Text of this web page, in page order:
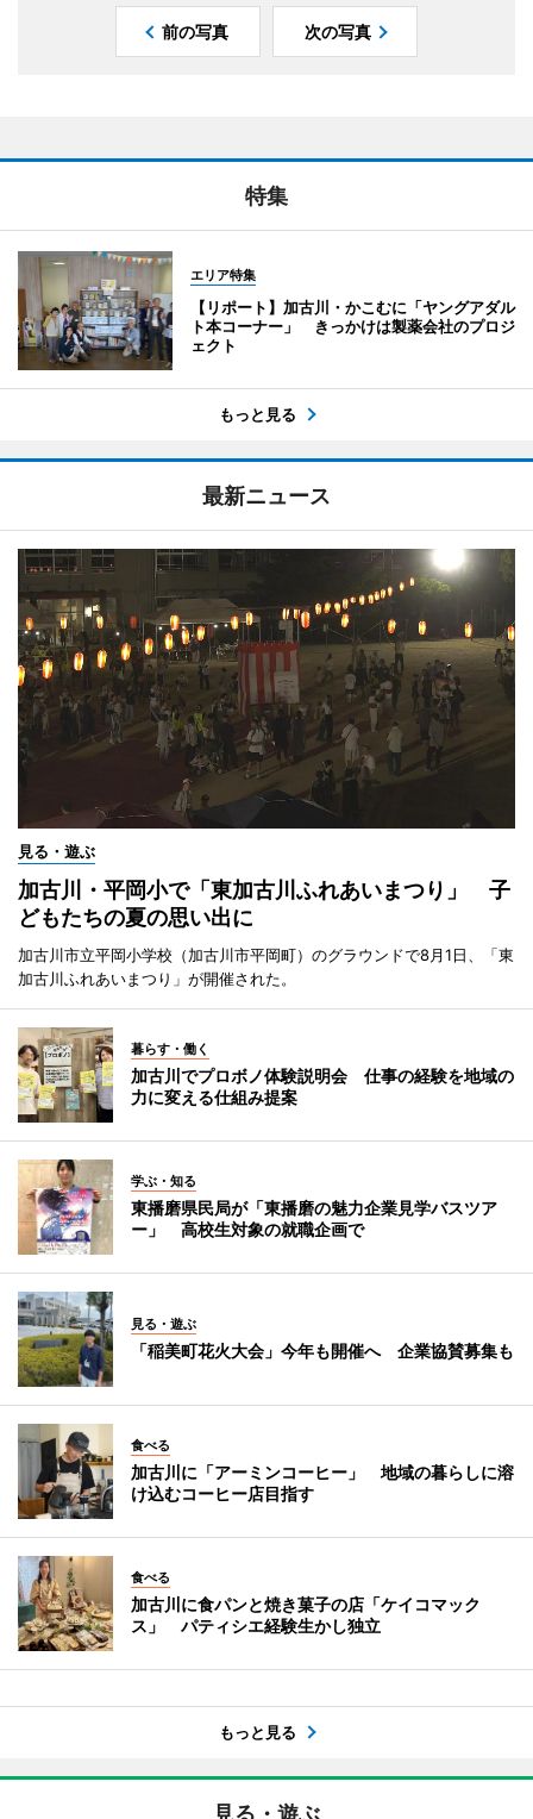
前の写真 次の写真
特集
エリア特集
【リポート】加古川・かこむに「ヤングアダル
ト本コーナー」 きっかけは製薬会社のプロジ
ェクト
もっと見る
最新ニュース
見る・遊ぶ
加古川・平岡小で「東加古川ふれあいまつり」 子
どもたちの夏の思い出に
加古川市立平岡小学校（加古川市平岡町）のグラウンドで8月1日、「東
加古川ふれあいまつり」が開催された。
暮らす・働く
加古川でプロボノ体験説明会 仕事の経験を地域の
力に変える仕組み提案
学ぶ・知る
東播磨県民局が「東播磨の魅力企業見学バスツア
ー」 高校生対象の就職企画で
見る・遊ぶ
「稲美町花火大会」今年も開催へ 企業協賛募集も
食べる
加古川に「アーミンコーヒー」 地域の暮らしに溶
け込むコーヒー店目指す
食べる
加古川に食パンと焼き菓子の店「ケイコマック
ス」 パティシエ経験生かし独立
もっと見る
見る・遊ぶ